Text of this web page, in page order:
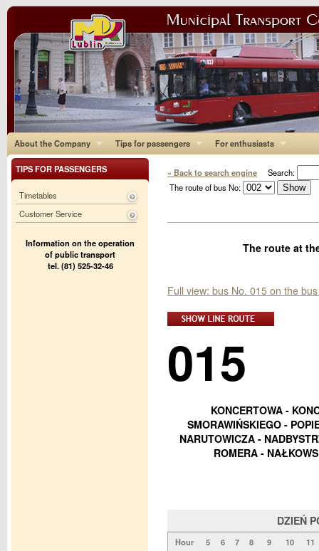
About the Company Tips for passengers For enthusiasts
« Back to search engine Search:
The route of bus No:
The route at
Full view: bus No. 015 on the
015
KONCERTOWA -
SMORAWIŃSKIEGO -
NARUTOWICZA -
ROMERA -
DZIEŃ
Hour 5 6 7 8 9 10
11
TIPS FOR PASSENGERS
Timetables
Customer Service
Information on the operation
of public transport
tel. (81) 525-32-46